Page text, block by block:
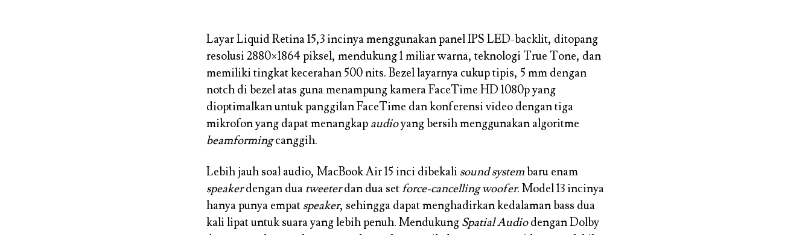
Layar Liquid Retina 15,3 incinya menggunakan panel IPS LED-backlit, ditopang
resolusi 2880×1864 piksel, mendukung 1 miliar warna, teknologi True Tone, dan
memiliki tingkat kecerahan 500 nits. Bezel layarnya cukup tipis, 5 mm dengan
notch di bezel atas guna menampung kamera FaceTime HD 1080p yang
dioptimalkan untuk panggilan FaceTime dan konferensi video dengan tiga
mikrofon yang dapat menangkap audioyang bersih menggunakan algoritme
beamformingcanggih.
Lebih jauh soal audio, MacBook Air 15 inci dibekali sound systembaru enam
speakerdengan dua tweeterdan dua set force-cancelling woofer. Model 13 incinya
hanya punya empat speaker, sehingga dapat menghadirkan kedalaman bass dua
kali lipat untuk suara yang lebih penuh. Mendukung Spatial Audiodengan Dolby